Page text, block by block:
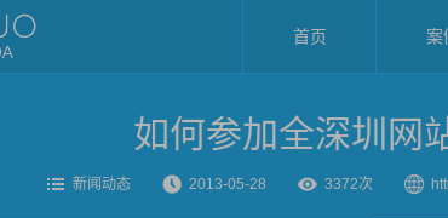
首页 案
如何参加全深圳网
新闻动态 2013-05-28 3372次